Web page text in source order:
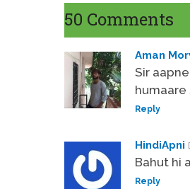
50 Comments
Aman
Sir
humaare
Reply
HindiApni
Bahut hi
Reply